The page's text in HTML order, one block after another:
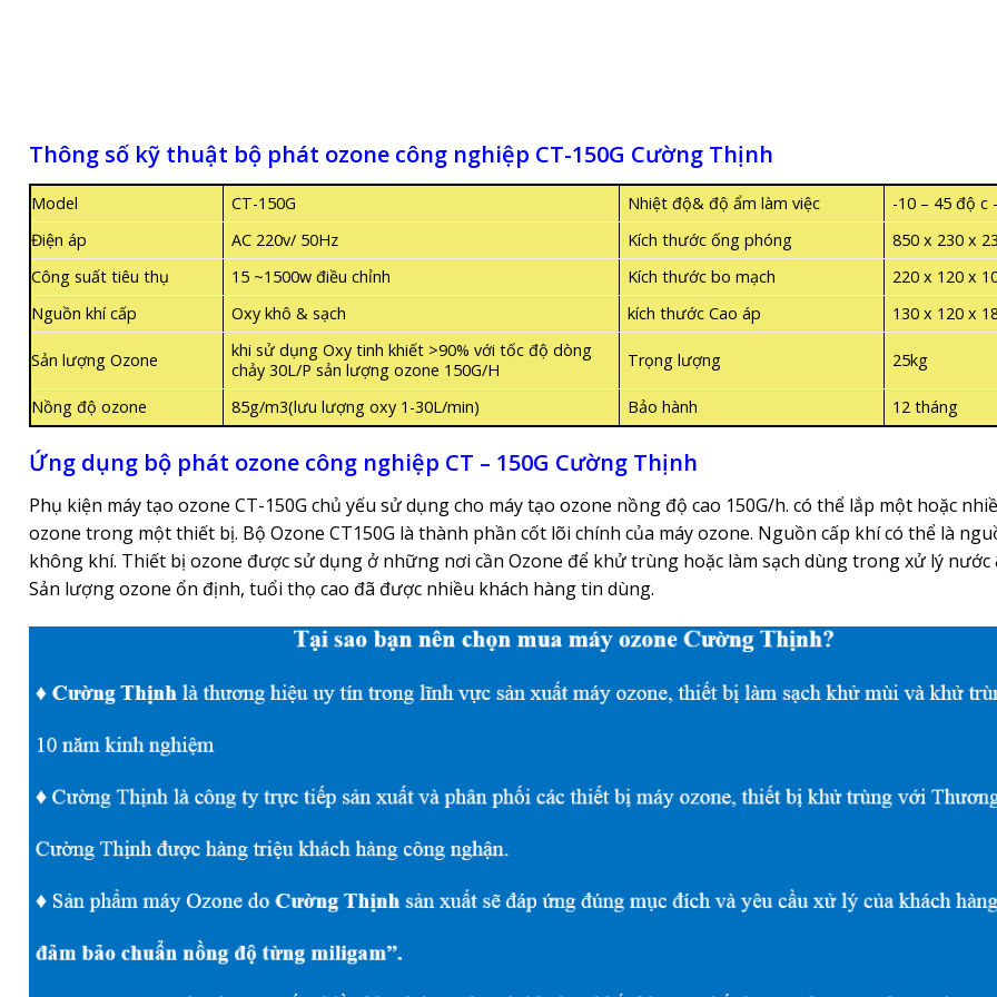
Thông số kỹ thuật bộ phát ozone công nghiệp CT-150G Cường Thịnh
Model CT-150G Nhiệt độ& độ ẩm làm việc
-10 – 45 độ c
Điện áp
AC 220v/ 50Hz Kích thước ống phóng
850 x 230 x
Công suất tiêu thụ
15 ~1500w điều chỉnh Kích thước bo mạch
220 x 120 x
Nguồn khí cấp
Oxy khô & sạch kích thước Cao áp 130 x 120 x
Sản lượng Ozone
khi sử dụng Oxy tinh khiết >90% với tốc độ dòng
chảy 30L/P sản lượng ozone 150G/H
Trọng lượng 25kg
Nồng độ ozone 85g/m3(lưu lượng oxy 1-30L/min) Bảo hành 12 tháng
Ứng dụng bộ phát ozone công nghiệp CT – 150G Cường Thịnh
Phụ kiện máy tạo ozone CT-150G chủ yếu sử dụng cho máy tạo ozone nồng độ cao 150G/h. có thể lắp một hoặc
ozone trong một thiết bị. Bộ Ozone CT150G là thành phần cốt lõi chính của máy ozone. Nguồn cấp khí có thể là
không khí. Thiết bị ozone được sử dụng ở những nơi cần Ozone để khử trùng hoặc làm sạch dùng trong xử lý nước
Sản lượng ozone ổn định, tuổi thọ cao đã được nhiều khách hàng tin dùng.